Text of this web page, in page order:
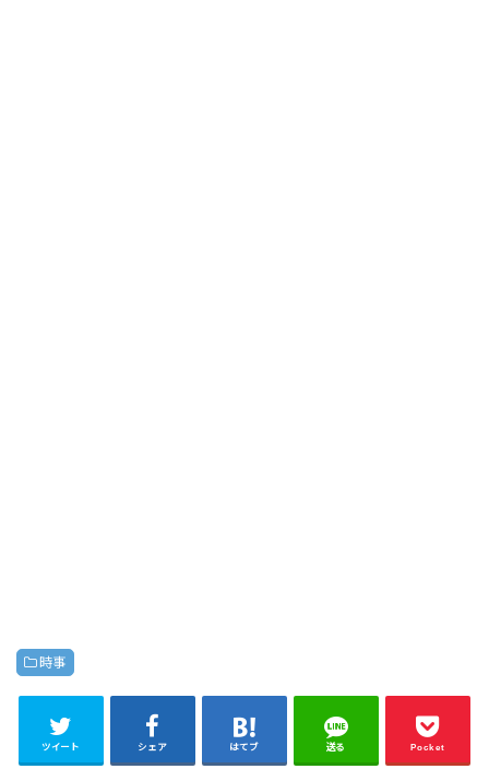
時事
ツイート シェア はてブ 送る Pocket